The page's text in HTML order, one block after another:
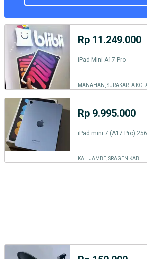
Rp 11.249.000
iPad Mini A17 Pro
MANAHAN, SURAKARTA
Rp 9.995.000
iPad mini 7 (A17 Pro)
KALIJAMBE, SRAGEN KAB.